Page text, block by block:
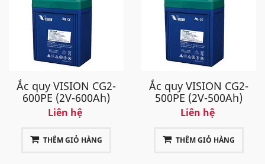
Ắc quy VISION CG2-
600PE (2V-600Ah)
Liên hệ
THÊM GIỎ HÀNG
Ắc quy VISION CG2-
500PE (2V-500Ah)
Liên hệ
THÊM GIỎ HÀNG